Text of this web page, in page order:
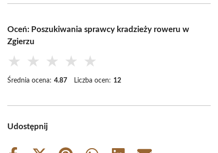
Oceń: Poszukiwania sprawcy kradzieży roweru w
Zgierzu
★ ★ ★ ★ ★
Średnia ocena: 4.87 Liczba ocen: 12
Udostępnij